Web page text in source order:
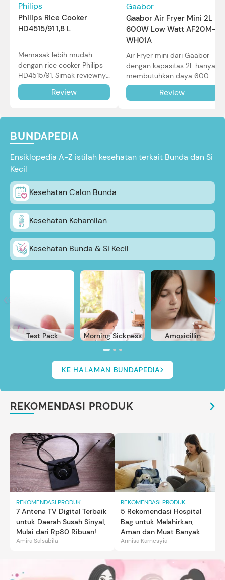
Philips
Philips Rice Cooker
HD4515/91 1,8 L
Memasak lebih mudah
dengan rice cooker Philips
HD4515/91. Simak reviewnya
di sini.
Review
Gaabor
Gaabor Air Fryer Mini 2L
600W Low Watt AF20M-
WH01A
Air Fryer mini dari Gaabor
dengan kapasitas 2L hanya
membutuhkan daya 600W
dalam pemakaian. Simak
review selengkapnya di sini.
Review
BUNDAPEDIA
Ensiklopedia A-Z istilah kesehatan terkait Bunda dan Si
Kecil
Kesehatan Calon Bunda
Kesehatan Kehamilan
Kesehatan Bunda & Si Kecil
Test Pack Morning Sickness Amoxicillin
KE HALAMAN BUNDAPEDIA
REKOMENDASI PRODUK
REKOMENDASI PRODUK
7 Antena TV Digital Terbaik
untuk Daerah Susah Sinyal,
Mulai dari Rp80 Ribuan!
Amira Salsabila
REKOMENDASI PRODUK
5 Rekomendasi Hospital
Bag untuk Melahirkan,
Aman dan Muat Banyak
Annisa Karnesyia